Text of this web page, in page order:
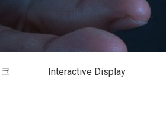
Interactive Display